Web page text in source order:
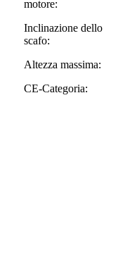
motore:
Inclinazione dello
scafo:
Altezza massima:
CE-Categoria: